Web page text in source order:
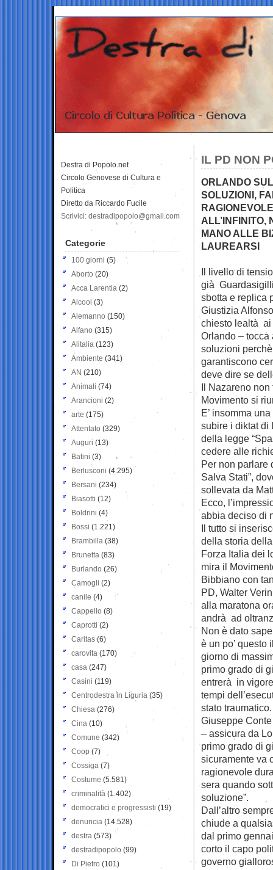
IL PD NON
ORLANDO
SOLUZIONI,
ALL’INFINITO,
MANO ALLE
LAUREARSI
Il livello di
già
sbotta e replica
Giustizia
chiesto lealtà ai
Orlando – tocca
soluzioni
garantiscono
deve dire se
Il Nazareno
Movimento si
E’ insomma
subire i diktat di
della legge
cedere alle
Per non parlare
Salva Stati”,
sollevata da
Ecco,
abbia deciso di
Il tutto si
della storia
Forza Italia dei
mira il
Bibbiano con
PD, Walter
alla maratona
andrà ad
Non è dato
è un po’
giorno di
primo grado di
entrerà in
tempi
stato
Giuseppe
– assicura da
primo grado di
sicuramente va
ragionevole
sera quando
soluzione”.
Dall’altro
chiude a
dal primo
corto il capo
governo
Destra di Popolo.net
Circolo Genovese di Cultura e
Politica
Diretto da Riccardo Fucile
Scrivici: destradipopolo@gmail.com
Categorie
100 giorni (5)
Aborto (20)
Acca Larentia (2)
Alcool (3)
Alemanno (150)
Alfano (315)
Alitalia (123)
Ambiente (341)
AN (210)
Animali (74)
Arancioni (2)
arte (175)
Attentato (329)
Auguri (13)
Batini (3)
Berlusconi (4.295)
Bersani (234)
Biasotti (12)
Boldrini (4)
Bossi (1.221)
Brambilla (38)
Brunetta (83)
Burlando (26)
Camogli (2)
canile (4)
Cappello (8)
Caprotti (2)
Caritas (6)
carovita (170)
casa (247)
Casini (119)
Centrodestra in Liguria (35)
Chiesa (276)
Cina (10)
Comune (342)
Coop (7)
Cossiga (7)
Costume (5.581)
criminalità (1.402)
democratici e progressisti (19)
denuncia (14.528)
destra (573)
destradipopolo (99)
Di Pietro (101)